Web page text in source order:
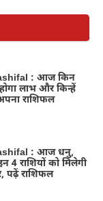
: आज किन
लाभ और किन्हें
राशिफल
: आज धनु,
4 राशियों को मिलेगी
पढ़ें राशिफल